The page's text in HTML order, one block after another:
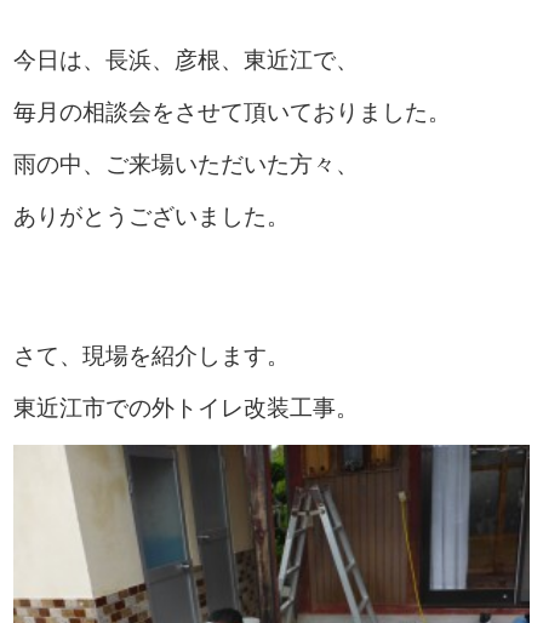
今日は、長浜、彦根、東近江で、
毎月の相談会をさせて頂いておりました。
雨の中、ご来場いただいた方々、
ありがとうございました。
さて、現場を紹介します。
東近江市での外トイレ改装工事。